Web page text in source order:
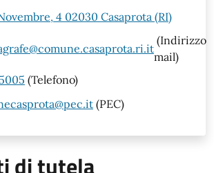
4 02030 Casaprota (RI)
(Indirizzo
mail)
(Telefono)
(PEC)
di tutela